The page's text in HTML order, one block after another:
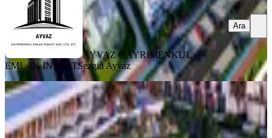
AYVAZ GAYRİMENKUL
EMLAK İNŞAATSezgin Ayvaz
Ara
SIFIR BİNA
Courtyard Platınum: Hayalinizdeki
Yaşam Burada Başlıyor
İskele, Merkez Mahallesi